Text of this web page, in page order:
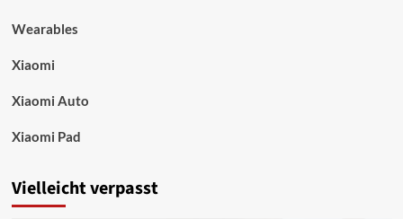
Wearables
Xiaomi
Xiaomi Auto
Xiaomi Pad
Vielleicht verpasst